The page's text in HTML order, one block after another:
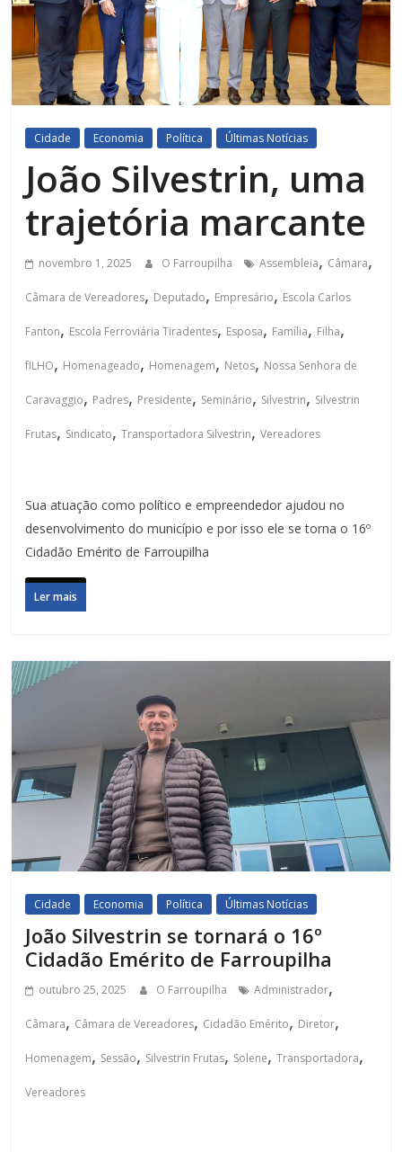
Cidade Economia Política Últimas Notícias
João Silvestrin, uma
trajetória marcante
novembro 1, 2025 O Farroupilha Assembleia, Câmara,
Câmara de Vereadores, Deputado, Empresário, Escola Carlos
Fanton, Escola Ferroviária Tiradentes, Esposa, Família, Filha,
fILHO, Homenageado, Homenagem, Netos, Nossa Senhora de
Caravaggio, Padres, Presidente, Seminário, Silvestrin, Silvestrin
Frutas, Sindicato,Transportadora Silvestrin,Vereadores
Sua atuação como político e empreendedor ajudou no
desenvolvimento do município e por isso ele se torna o 16º
Cidadão Emérito de Farroupilha
Ler mais
Cidade Economia Política Últimas Notícias
João Silvestrin se tornará o 16º
Cidadão Emérito de Farroupilha
outubro 25, 2025 O Farroupilha Administrador,
Câmara, Câmara de Vereadores, Cidadão Emérito, Diretor,
Homenagem, Sessão, Silvestrin Frutas, Solene,Transportadora,
Vereadores